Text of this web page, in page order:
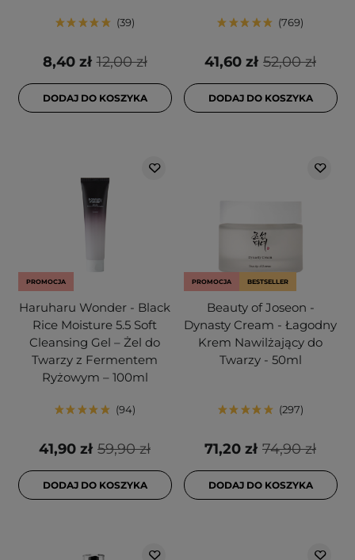
39
12,00 zł
8,40 zł
DODAJ DO KOSZYKA
769
52,00 zł
41,60 zł
DODAJ DO KOSZYKA
PROMOCJA
Haruharu Wonder - Black
Rice Moisture 5.5 Soft
Cleansing Gel – Żel do
Twarzy z Fermentem
Ryżowym – 100ml
94
59,90 zł
41,90 zł
DODAJ DO KOSZYKA
PROMOCJA BESTSELLER
Beauty of Joseon -
Dynasty Cream - Łagodny
Krem Nawilżający do
Twarzy - 50ml
297
74,90 zł
71,20 zł
DODAJ DO KOSZYKA